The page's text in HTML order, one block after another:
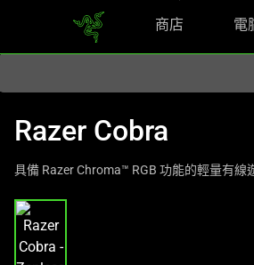
商店 電
Razer Cobra
具備 Razer Chroma™ RGB 功能的輕量有線
這
是
影